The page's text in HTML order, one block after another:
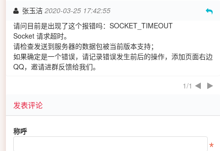
张玉洁 2020-03-25 17:42:55
请问目前是出现了这个报错吗：SOCKET_TIMEOUT
Socket 请求超时。
请检查发送到服务器的数据包被当前版本支持；
如果确定是一个错误，请记录错误发生前后的操作，添加页面右边
QQ，邀请进群反馈给我们。
1/1
发表评论
称呼